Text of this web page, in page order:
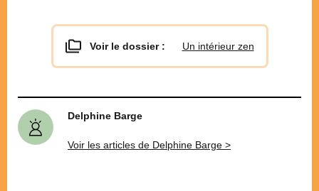
Voir le dossier : Un intérieur zen
Delphine Barge
Voir les articles de Delphine Barge >